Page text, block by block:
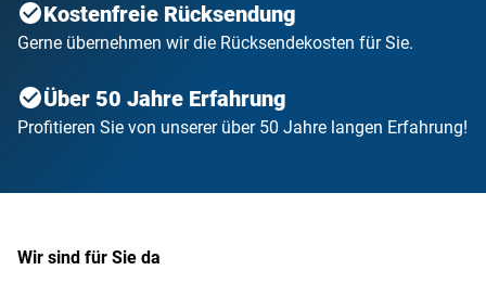
Kostenfreie Rücksendung
Gerne übernehmen wir die Rücksendekosten für Sie.
Über 50 Jahre Erfahrung
Profitieren Sie von unserer über 50 Jahre langen Erfahrung!
Wir sind für Sie da